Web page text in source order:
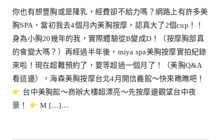
你也有想豐胸或是隆乳，經費卻不給力嗎？網路上有許多美
胸SPA，當初我去4個月內美胸按摩，認真大了2個cup！！
身為小胸20幾年的我，實際體驗從B變成D！（按摩胸部真
的會變大嗎？）再經過半年後，miya spa美胸按摩實拍紀錄
來啦！現在超難預約了，要等超過一個月了！（美胸Q&A
看這邊），海森美胸按摩台北4月開信義館～快來瞧瞧吧！
台中美胸館～商辦大樓超漂亮～先按摩邊觀望台中夜
景！
M […]…